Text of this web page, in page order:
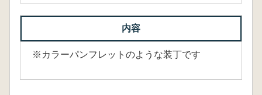
内容
※カラーパンフレットのような装丁です